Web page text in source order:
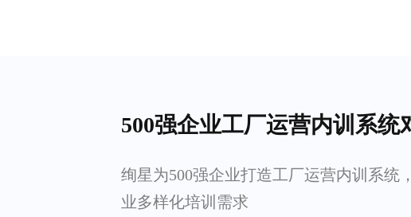
500强企业工厂运营内训系统
绚星为500强企业打造工厂运营内训系统
业多样化培训需求